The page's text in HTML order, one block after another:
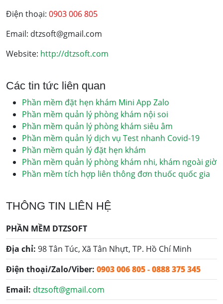
Điện thoại: 0903 006 805
Email: dtzsoft@gmail.com
Website: http://dtzsoft.com
Các tin tức liên quan
Phần mềm đặt hẹn khám Mini App Zalo
Phần mềm quản lý phòng khám nội soi
Phần mềm quản lý phòng khám siêu âm
Phần mềm quản lý dịch vụ Test nhanh Covid-19
Phần mềm quản lý đặt hẹn khám
Phần mềm quản lý phòng khám nhi, khám ngoài giờ
Phần mềm tích hợp liên thông đơn thuốc quốc gia
THÔNG TIN LIÊN HỆ
PHẦN MỀM DTZSOFT
Địa chỉ: 98 Tân Túc, Xã Tân Nhựt, TP. Hồ Chí Minh
Điện thoại/Zalo/Viber: 0903 006 805-0888 375 345
Email: dtzsoft@gmail.com